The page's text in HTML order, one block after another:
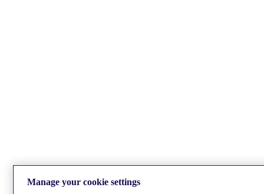
Manage your cookie settings